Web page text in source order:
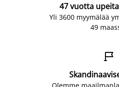
47 vuotta
Yli 3600 myymälää
49
